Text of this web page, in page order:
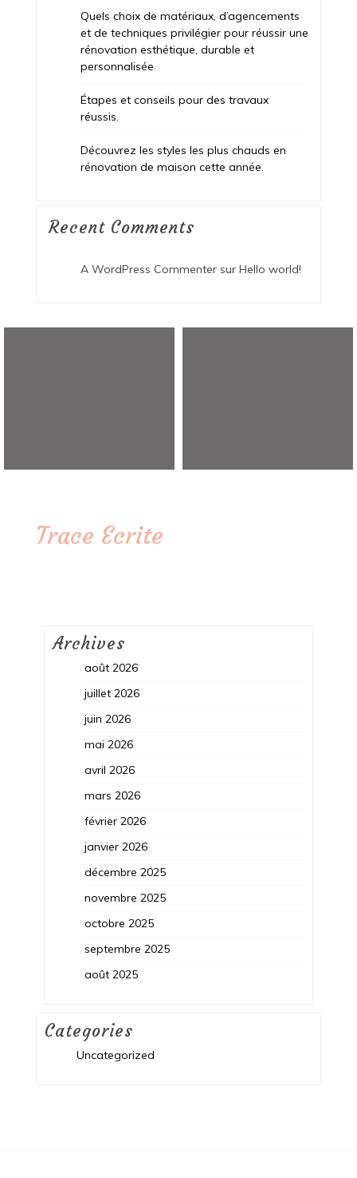
Quels choix de matériaux, d’agencements
et de techniques privilégier pour réussir une
rénovation esthétique, durable et
personnalisée
Étapes et conseils pour des travaux
réussis.
Découvrez les styles les plus chauds en
rénovation de maison cette année.
Recent Comments
A WordPress Commentersur Hello world!
Trace Ecrite
Archives
août 2026
juillet 2026
juin 2026
mai 2026
avril 2026
mars 2026
février 2026
janvier 2026
décembre 2025
novembre 2025
octobre 2025
septembre 2025
août 2025
Categories
Uncategorized